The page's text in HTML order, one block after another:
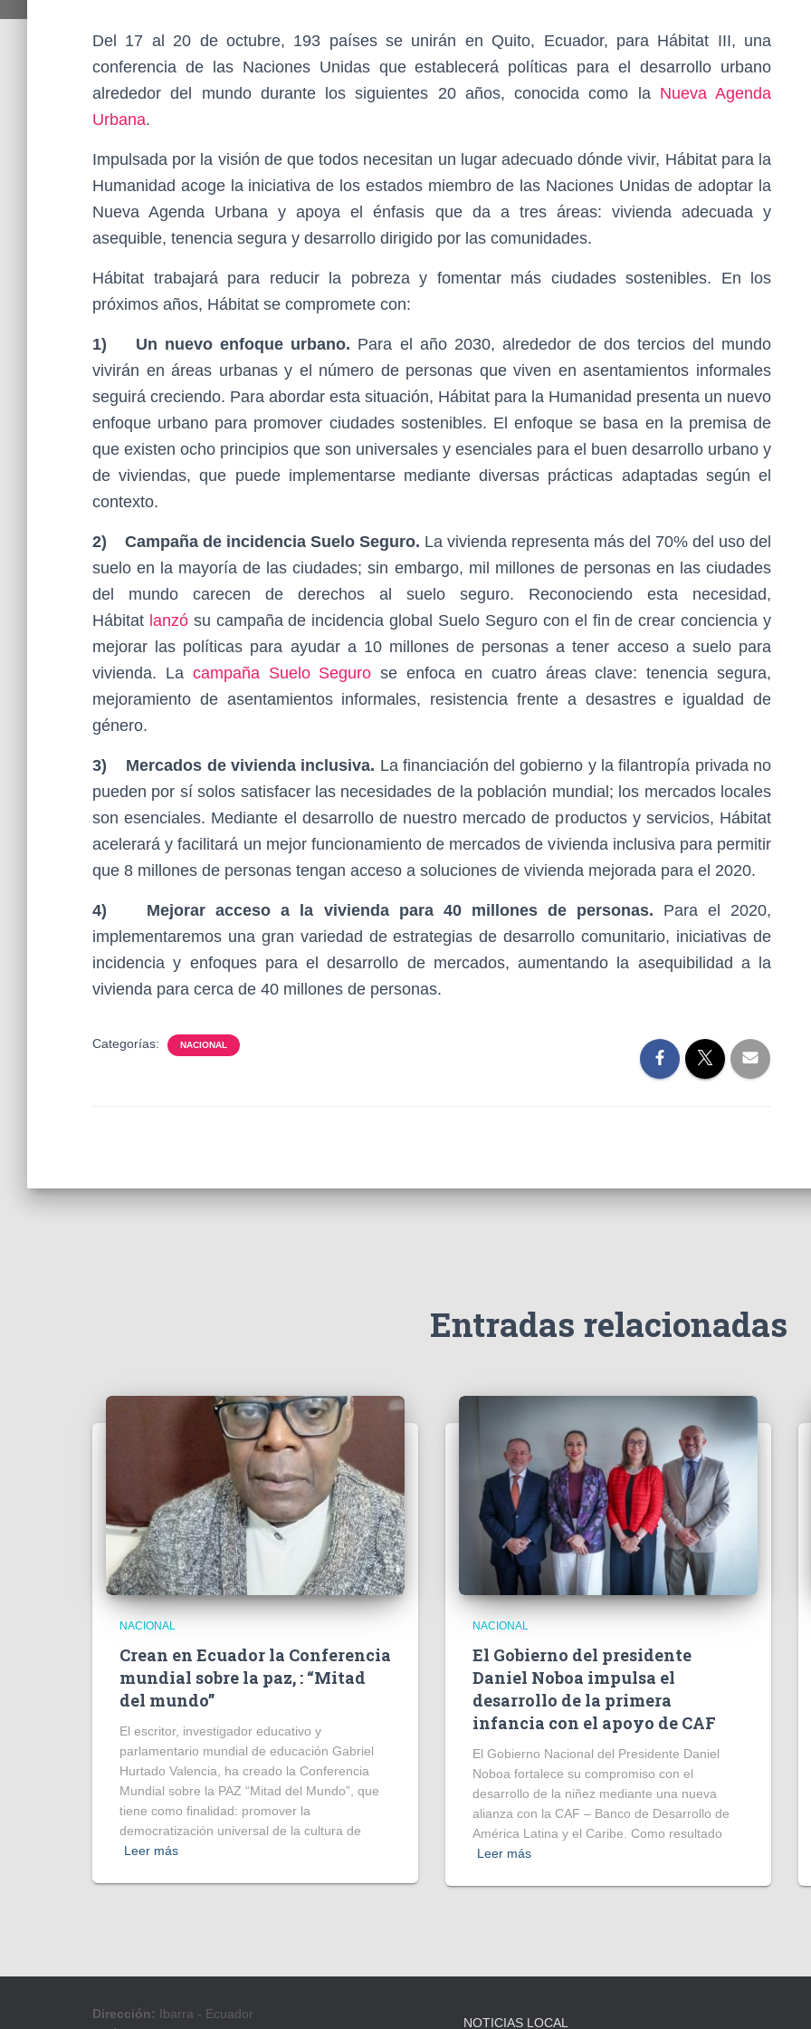
Del 17 al 20 de octubre, 193 países se unirán en Quito, Ecuador, para Hábitat III, una
conferencia de las Naciones Unidas que establecerá políticas para el desarrollo urbano
alrededor del mundo durante los siguientes 20 años, conocida como la Nueva Agenda
Urbana.
Impulsada por la visión de que todos necesitan un lugar adecuado dónde vivir, Hábitat para la
Humanidad acoge la iniciativa de los estados miembro de las Naciones Unidas de adoptar la
Nueva Agenda Urbana y apoya el énfasis que da a tres áreas: vivienda adecuada y
asequible, tenencia segura y desarrollo dirigido por las comunidades.
Hábitat trabajará para reducir la pobreza y fomentar más ciudades sostenibles. En los
próximos años, Hábitat se compromete con:
1) Un nuevo enfoque urbano. Para el año 2030, alrededor de dos tercios del mundo
vivirán en áreas urbanas y el número de personas que viven en asentamientos informales
seguirá creciendo. Para abordar esta situación, Hábitat para la Humanidad presenta un nuevo
enfoque urbano para promover ciudades sostenibles. El enfoque se basa en la premisa de
que existen ocho principios que son universales y esenciales para el buen desarrollo urbano y
de viviendas, que puede implementarse mediante diversas prácticas adaptadas según el
contexto.
2) Campaña de incidencia Suelo Seguro. La vivienda representa más del 70% del uso del
suelo en la mayoría de las ciudades; sin embargo, mil millones de personas en las ciudades
del mundo carecen de derechos al suelo seguro. Reconociendo esta necesidad,
Hábitat lanzósu campaña de incidencia global Suelo Seguro con el fin de crear conciencia y
mejorar las políticas para ayudar a 10 millones de personas a tener acceso a suelo para
vivienda. La campaña Suelo Seguro se enfoca en cuatro áreas clave: tenencia segura,
mejoramiento de asentamientos informales, resistencia frente a desastres e igualdad de
género.
3) Mercados de vivienda inclusiva. La financiación del gobierno y la filantropía privada no
pueden por sí solos satisfacer las necesidades de la población mundial; los mercados locales
son esenciales. Mediante el desarrollo de nuestro mercado de productos y servicios, Hábitat
acelerará y facilitará un mejor funcionamiento de mercados de vivienda inclusiva para permitir
que 8 millones de personas tengan acceso a soluciones de vivienda mejorada para el 2020.
4) Mejorar acceso a la vivienda para 40 millones de personas. Para el 2020,
implementaremos una gran variedad de estrategias de desarrollo comunitario, iniciativas de
incidencia y enfoques para el desarrollo de mercados, aumentando la asequibilidad a la
vivienda para cerca de 40 millones de personas.
Categorías: NACIONAL
Entradas relacionadas
NACIONAL
Crean en Ecuador la Conferencia
mundial sobre la paz, : “Mitad
del mundo”
El escritor, investigador educativo y
parlamentario mundial de educación Gabriel
Hurtado Valencia, ha creado la Conferencia
Mundial sobre la PAZ “Mitad del Mundo”, que
tiene como finalidad: promover la
democratización universal de la cultura de
Leer más
NACIONAL
El Gobierno del presidente
Daniel Noboa impulsa el
desarrollo de la primera
infancia con el apoyo de CAF
El Gobierno Nacional del Presidente Daniel
Noboa fortalece su compromiso con el
desarrollo de la niñez mediante una nueva
alianza con la CAF – Banco de Desarrollo de
América Latina y el Caribe. Como resultado
Leer más
Dirección: Ibarra - Ecuador
NOTICIAS LOCAL